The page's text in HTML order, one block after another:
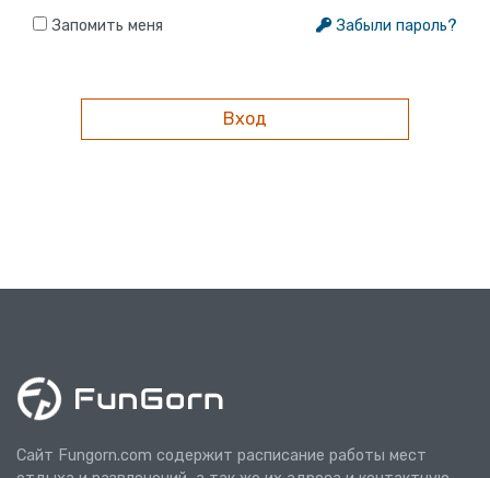
Запомить меня Забыли пароль?
Сайт Fungorn.com содержит расписание работы мест